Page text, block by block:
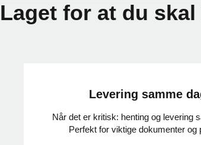
Laget for at du
Levering samme
Når det er kritisk: henting og levering
Perfekt for viktige dokumenter og